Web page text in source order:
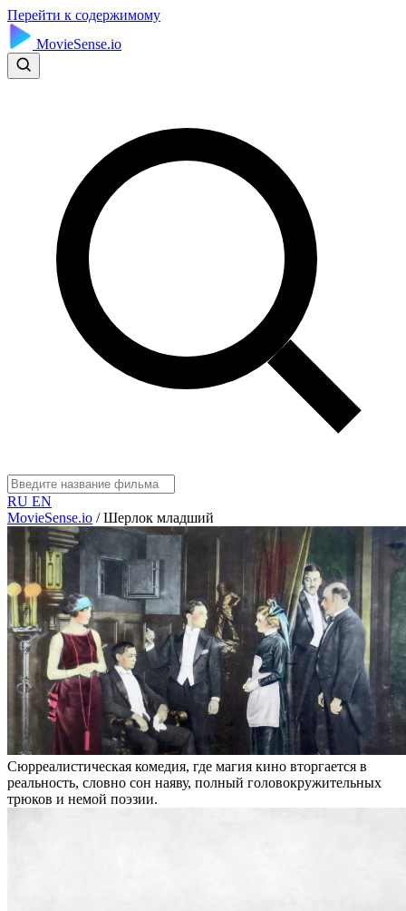
Перейти к содержимому
MovieSense.io
RU EN
MovieSense.io / Шерлок младший
Сюрреалистическая комедия, где магия кино вторгается в
реальность, словно сон наяву, полный головокружительных
трюков и немой поэзии.